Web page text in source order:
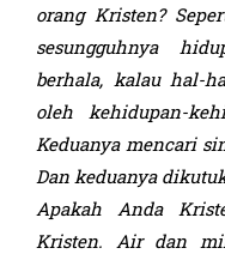
orang Kristen?
sesungguhnya
berhala, kalau hal-
oleh kehidupan-
Keduanya mencari
Dan keduanya
Apakah Anda
Kristen. Air dan